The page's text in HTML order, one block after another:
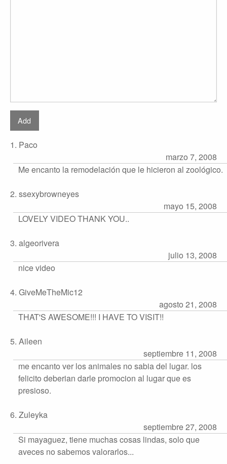
1. Paco
marzo 7, 2008
Me encanto la remodelación que le hicieron al zoológico.
2. ssexybrowneyes
mayo 15, 2008
LOVELY VIDEO THANK YOU..
3. algeorivera
julio 13, 2008
nice video
4. GiveMeTheMic12
agosto 21, 2008
THAT'S AWESOME!!! I HAVE TO VISIT!!
5. Aileen
septiembre 11, 2008
me encanto ver los animales no sabia del lugar. los
felicito deberian darle promocion al lugar que es
presioso.
6. Zuleyka
septiembre 27, 2008
Si mayaguez, tiene muchas cosas lindas, solo que
aveces no sabemos valorarlos...